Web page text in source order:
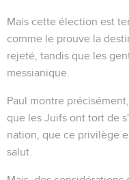
Mais cette élection est
comme le prouve la
rejeté, tandis que les
messianique.
Paul montre
que les Juifs ont tort de
nation, que ce privilège
salut.